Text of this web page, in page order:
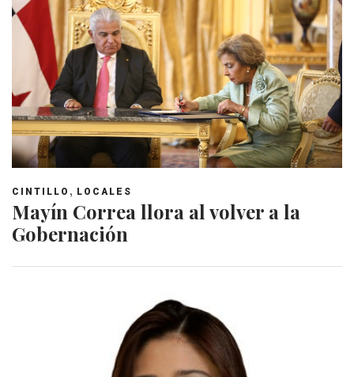
CINTILLO , LOCALES
Mayín Correa llora al volver a la
Gobernación